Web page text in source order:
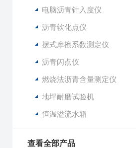
电脑沥青针入度仪
沥青软化点仪
摆式摩擦系数测定仪
沥青闪点仪
燃烧法沥青含量测定仪
地坪耐磨试验机
恒温溢流水箱
查看全部产品